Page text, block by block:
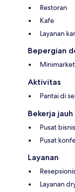
Restoran
Kafe
Layanan
Bepergian
Minimarket
Aktivitas
Pantai di
Bekerja jauh
Pusat bisnis
Pusat
Layanan
Layanan